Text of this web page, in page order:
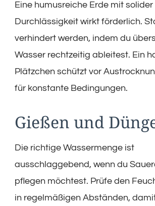
Eine humusreiche Erde mit solider
Durchlässigkeit wirkt förderlich.
verhindert werden, indem du
Wasser rechtzeitig ableitest. Ein
Plätzchen schützt vor
für konstante Bedingungen.
Gießen und
Die richtige Wassermenge ist
ausschlaggebend, wenn du
pflegen möchtest. Prüfe den
in regelmäßigen Abständen,